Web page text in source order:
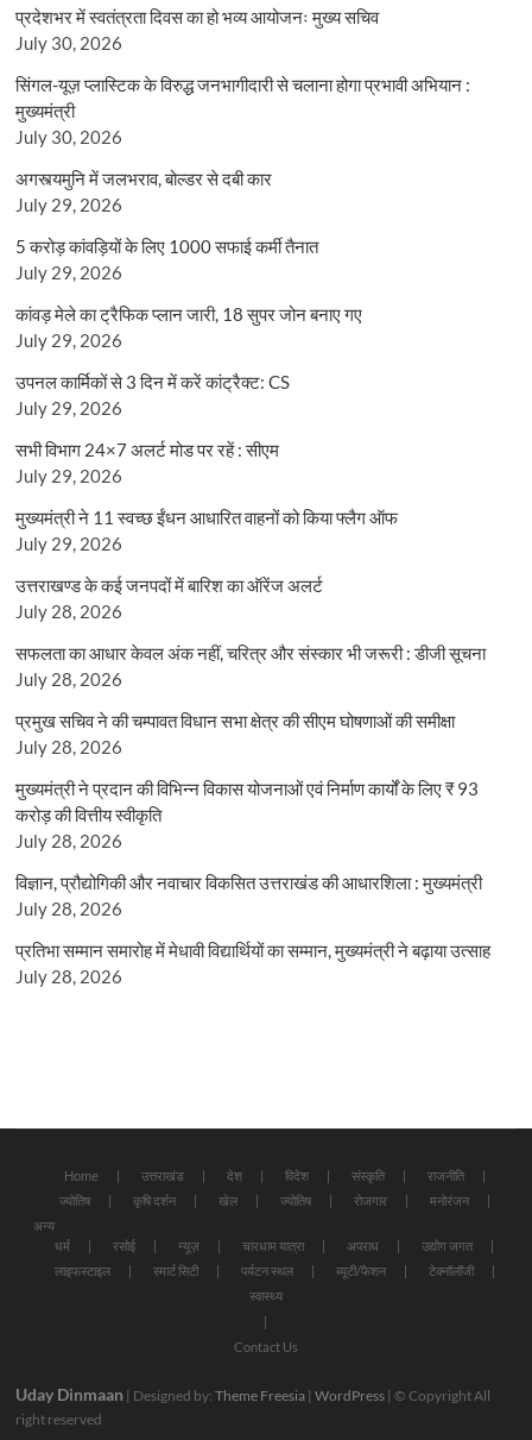
प्रदेशभर में स्वतंत्रता दिवस का हो भव्य आयोजनः मुख्य सचिव
July 30, 2026
सिंगल-यूज़ प्लास्टिक के विरुद्ध जनभागीदारी से चलाना होगा प्रभावी अभियान :
मुख्यमंत्री
July 30, 2026
अगस्त्यमुनि में जलभराव, बोल्डर से दबी कार
July 29, 2026
5 करोड़ कांवड़ियों के लिए 1000 सफाई कर्मी तैनात
July 29, 2026
कांवड़ मेले का ट्रैफिक प्लान जारी, 18 सुपर जोन बनाए गए
July 29, 2026
उपनल कार्मिकों से 3 दिन में करें कांट्रैक्ट: CS
July 29, 2026
सभी विभाग 24×7 अलर्ट मोड पर रहें : सीएम
July 29, 2026
मुख्यमंत्री ने 11 स्वच्छ ईंधन आधारित वाहनों को किया फ्लैग ऑफ
July 29, 2026
उत्तराखण्ड के कई जनपदों में बारिश का ऑरेंज अलर्ट
July 28, 2026
सफलता का आधार केवल अंक नहीं, चरित्र और संस्कार भी जरूरी : डीजी सूचना
July 28, 2026
प्रमुख सचिव ने की चम्पावत विधान सभा क्षेत्र की सीएम घोषणाओं की समीक्षा
July 28, 2026
मुख्यमंत्री ने प्रदान की विभिन्न विकास योजनाओं एवं निर्माण कार्यों के लिए ₹ 93
करोड़ की वित्तीय स्वीकृति
July 28, 2026
विज्ञान, प्रौद्योगिकी और नवाचार विकसित उत्तराखंड की आधारशिला : मुख्यमंत्री
July 28, 2026
प्रतिभा सम्मान समारोह में मेधावी विद्यार्थियों का सम्मान, मुख्यमंत्री ने बढ़ाया उत्साह
July 28, 2026
Home उत्तराखंड देश विदेश संस्कृति
राजनीति
ज्योतिष
कृषि दर्शन खेल ज्योतिष रोजगार
मनोरंजन
अन्य
धर्म
रसोई न्यूज़ चारधाम यात्रा अपराध
उद्योग जगत
लाइफस्टाइल
स्मार्ट सिटी पर्यटन स्थल ब्यूटी/फैशन
टेक्नॉलॉजी
स्वास्थ्य
Contact Us
Uday Dinmaan | Designed by:Theme Freesia |WordPress | © Copyright All
right reserved